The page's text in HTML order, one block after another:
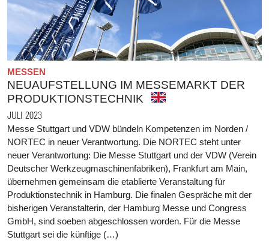
MESSEN
NEUAUFSTELLUNG IM MESSEMARKT DER
PRODUKTIONSTECHNIK
JULI 2023
Messe Stuttgart und VDW bündeln Kompetenzen im Norden /
NORTEC in neuer Verantwortung. Die NORTEC steht unter
neuer Verantwortung: Die Messe Stuttgart und der VDW (Verein
Deutscher Werkzeugmaschinenfabriken), Frankfurt am Main,
übernehmen gemeinsam die etablierte Veranstaltung für
Produktionstechnik in Hamburg. Die finalen Gespräche mit der
bisherigen Veranstalterin, der Hamburg Messe und Congress
GmbH, sind soeben abgeschlossen worden. Für die Messe
Stuttgart sei die künftige (…)